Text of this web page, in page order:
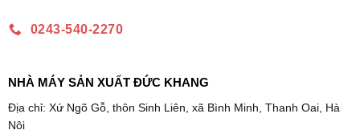
0243-540-2270
NHÀ MÁY SẢN XUẤT ĐỨC KHANG
Địa chỉ: Xứ Ngõ Gỗ, thôn Sinh Liên, xã Bình Minh, Thanh Oai, Hà
Nội